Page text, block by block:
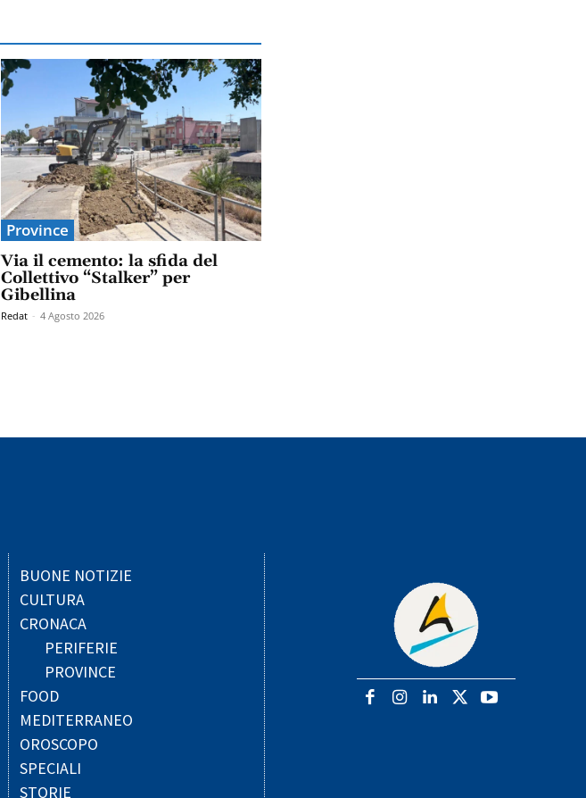
Province
Via il cemento: la sfida del
Collettivo “Stalker” per
Gibellina
Redat - 4 Agosto 2026
BUONE NOTIZIE
CULTURA
CRONACA
PERIFERIE
PROVINCE
FOOD
MEDITERRANEO
OROSCOPO
SPECIALI
STORIE